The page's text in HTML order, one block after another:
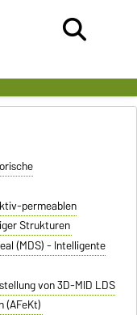
permeablen
Strukturen
(MDS) - Intelligente
von 3D-MID LDS
(AFeKt)